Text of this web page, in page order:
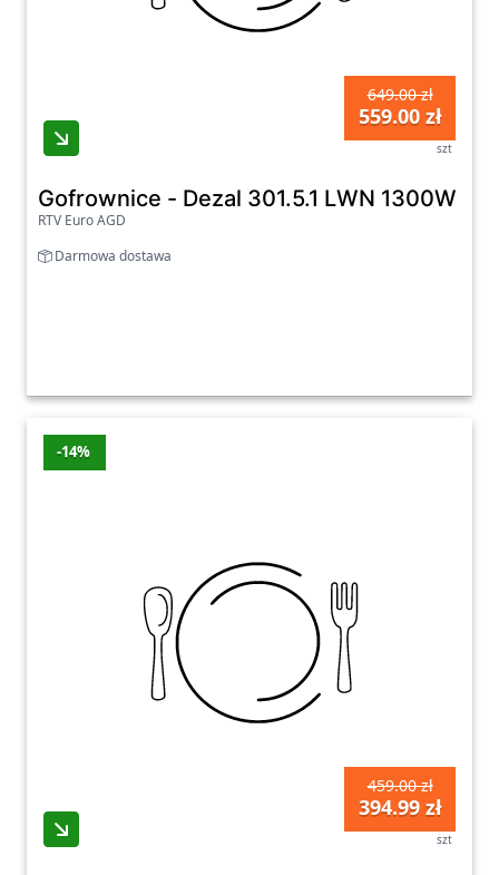
649.00 zł
559.00 zł
szt
Gofrownice - Dezal 301.5.1 LWN 1300W
RTV Euro AGD
Darmowa dostawa
-14%
459.00 zł
394.99 zł
szt